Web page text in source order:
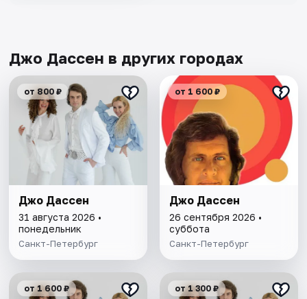
Джо Дассен в других городах
от 800 ₽
Джо Дассен
31 августа 2026 •
понедельник
Санкт-Петербург
от 1 600 ₽
Джо Дассен
26 сентября 2026 •
суббота
Санкт-Петербург
от 1 600 ₽ от 1 300 ₽